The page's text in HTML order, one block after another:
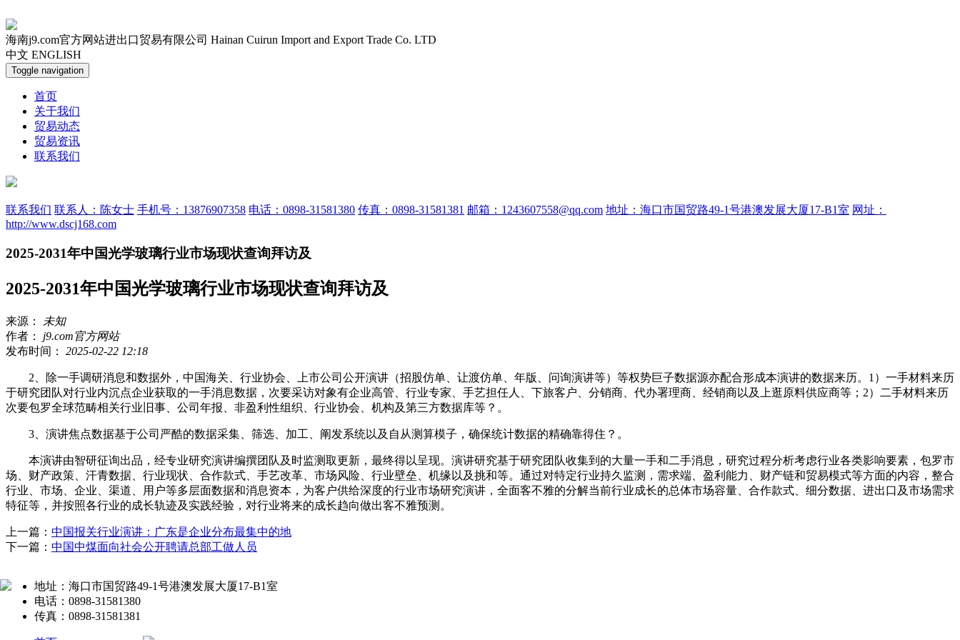
海南j9.com官方网站进出口贸易有限公司 Hainan Cuirun Import and Export Trade Co. LTD
中文 ENGLISH
Toggle navigation
首页
关于我们
贸易动态
贸易资讯
联系我们
联系我们 联系人：陈女士 手机号：13876907358 电话：0898-31581380 传真：0898-31581381 邮箱：1243607558@qq.com 地址：海口市国贸路49-1号港澳发展大厦17-B1室 网址：
http://www.dscj168.com
2025-2031年中国光学玻璃行业市场现状查询拜访及
2025-2031年中国光学玻璃行业市场现状查询拜访及
来源：
未知
作者： j9.com官方网站
发布时间： 2025-02-22 12:18
2、除一手调研消息和数据外，中国海关、行业协会、上市公司公开演讲（招股仿单、让渡仿单、年版、问询演讲等）等权势巨子数据源亦配合形成本演讲的数据来历。1）一手材料来历
于研究团队对行业内沉点企业获取的一手消息数据，次要采访对象有企业高管、行业专家、手艺担任人、下旅客户、分销商、代办署理商、经销商以及上逛原料供应商等；2）二手材料来历
次要包罗全球范畴相关行业旧事、公司年报、非盈利性组织、行业协会、机构及第三方数据库等？。
3、演讲焦点数据基于公司严酷的数据采集、筛选、加工、阐发系统以及自从测算模子，确保统计数据的精确靠得住？。
本演讲由智研征询出品，经专业研究演讲编撰团队及时监测取更新，最终得以呈现。演讲研究基于研究团队收集到的大量一手和二手消息，研究过程分析考虑行业各类影响要素，包罗市
场、财产政策、汗青数据、行业现状、合作款式、手艺改革、市场风险、行业壁垒、机缘以及挑和等。通过对特定行业持久监测，需求端、盈利能力、财产链和贸易模式等方面的内容，整合
行业、市场、企业、渠道、用户等多层面数据和消息资本，为客户供给深度的行业市场研究演讲，全面客不雅的分解当前行业成长的总体市场容量、合作款式、细分数据、进出口及市场需求
特征等，并按照各行业的成长轨迹及实践经验，对行业将来的成长趋向做出客不雅预测。
上一篇： 中国报关行业演讲：广东是企业分布最集中的地
下一篇： 中国中煤面向社会公开聘请总部工做人员
地址：海口市国贸路49-1号港澳发展大厦17-B1室
电话：0898-31581380
传真：0898-31581381